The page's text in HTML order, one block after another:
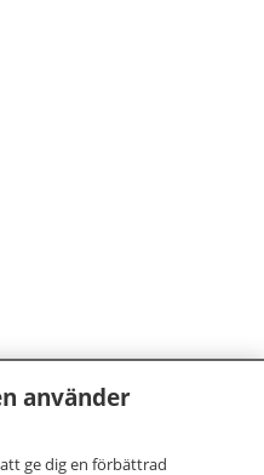
använder
ge dig en förbättrad